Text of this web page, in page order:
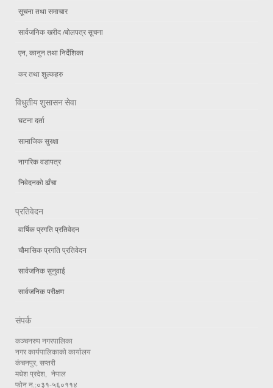
सूचना तथा समाचार
सार्वजनिक खरीद /बोलपत्र सूचना
एन, कानुन तथा निर्देशिका
कर तथा शुल्कहरु
विधुतीय शुसासन सेवा
घटना दर्ता
सामाजिक सुरक्षा
नागरिक वडापत्र
निवेदनको ढाँचा
प्रतिवेदन
वार्षिक प्रगति प्रतिवेदन
चौमासिक प्रगति प्रतिवेदन
सार्वजनिक सुनुवाई
सार्वजनिक परीक्षण
संपर्क
कञ्चनरुप नगरपालिका
नगर कार्यपालिकाको कार्यालय
कंचनपुर, सप्तरी
मधेश प्रदेश, नेपाल
फोन न.:०३१-५६०११४